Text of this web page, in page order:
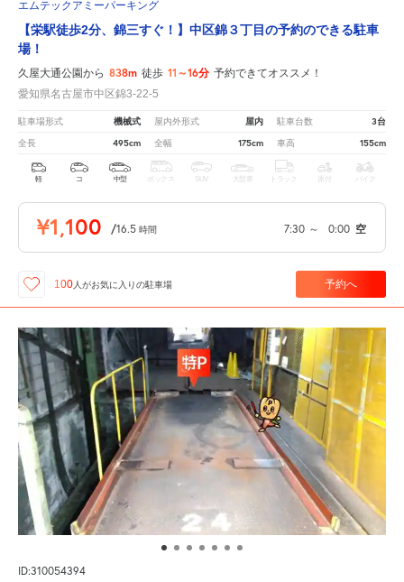
エムテックアミーパーキング
【栄駅徒歩2分、錦三すぐ！】中区錦３丁目の予約のできる駐車
場！
久屋大通公園から 838m 徒歩 11～16分 予約できてオススメ！
愛知県名古屋市中区錦3-22-5
駐車場形式 機械式 屋内外形式 屋内 駐車台数 3台
全長 495cm 全幅 175cm 車高 155cm
軽 コ 中型 ボックス SUV 大型車 トラック 原付 バイク
¥1,100 /16.5 時間 7:30 ～ 0:00 空
100 人がお気に入りの駐車場 予約へ
ID:310054394